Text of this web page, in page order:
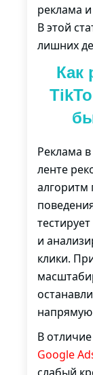
реклама
В этой
лишних
Как
Реклама
ленте
алгоритм
и
клики.
напрямую
В
Google